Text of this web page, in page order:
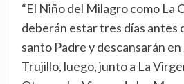
“El Niño del Milagro como La
deberán estar tres días antes
santo Padre y descansarán
Trujillo, luego, junto a La